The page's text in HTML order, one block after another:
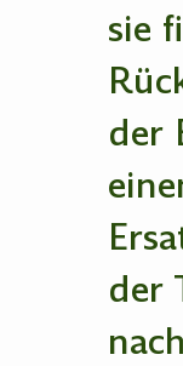
sie
der
der